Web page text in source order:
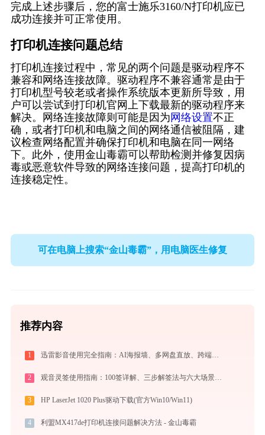
完成上述步骤后，您的富士施乐3160/N打印机应已
成功连接并可正常使用。
打印机连接问题总结
打印机连接过程中，常见的两个问题是驱动程序不
兼容和网络连接故障。驱动程序不兼容通常是由于
打印机型号较老或者操作系统版本更新所导致，用
户可以尝试到打印机官网上下载最新的驱动程序来
解决。网络连接故障则可能是因为 网络设置不正
确，或者打印机和电脑之间的网络通信被阻隔，建
议检查网络配置并确保打印机和电脑在同一网络
下。此外，使用金山毒霸可以帮助检测并修复因病
毒或恶意软件导致的网络连接问题，提高打印机的
连接稳定性。
可在电脑上搜索“金山毒霸”，用电脑医生修复
推荐内容
1 迅雷影音使用完全指南：AI海报墙、多网盘直放、跨端同步，不止于播放器
2 观音灵签使用指南：100签详解、三步解签法与六大场景解读
3 HP LaserJet 1020 Plus驱动下载(官方Win10/Win11)
4 利盟MX417de打印机连接问题解决方法 - 金山毒霸